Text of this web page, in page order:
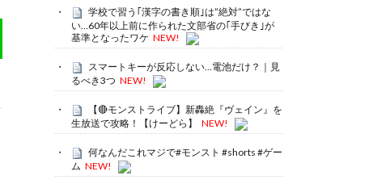
学校で習う｢漢字の書き順｣は”絶対”ではな
い…60年以上前に作られた文部省の｢手びき｣が
基準となったワケ NEW!
スマートキーが反応しない…電池だけ？｜見
るべき3つ NEW!
【🔴モンストライブ】新轟絶『ヴェイン』を
生放送で攻略！【けーどら】
NEW!
何なんだこれマジで#モンスト #shorts #ゲー
ム NEW!